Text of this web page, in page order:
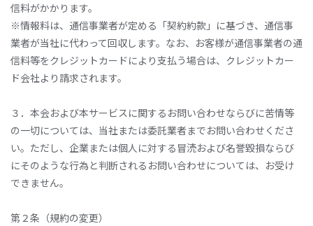
信料がかかります。
※情報料は、通信事業者が定める「契約約款」に基づき、通信事
業者が当社に代わって回収します。なお、お客様が通信事業者の通
信料等をクレジットカードにより支払う場合は、クレジットカー
ド会社より請求されます。
３．本会および本サービスに関するお問い合わせならびに苦情等
の一切については、当社または委託業者までお問い合わせくださ
い。ただし、企業または個人に対する冒涜および名誉毀損ならび
にそのような行為と判断されるお問い合わせについては、お受け
できません。
第２条（規約の変更）